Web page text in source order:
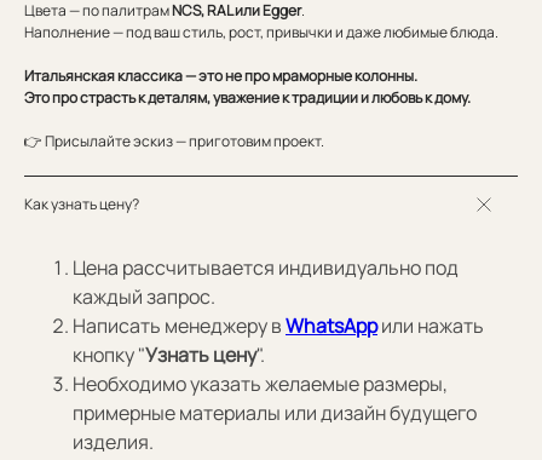
Цвета — по палитрамNCS, RAL или Egger.
Наполнение — под ваш стиль, рост, привычки и даже любимые блюда.
Итальянская классика — это не про мраморные колонны.
Это про страсть к деталям, уважение к традиции и любовь к дому.
👉 Присылайте эскиз — приготовим проект.
Как узнать цену?
Цена рассчитывается индивидуально под
каждый запрос.
Написать менеджеру вWhatsAppили нажать
кнопку "Узнать цену".
Необходимо указать желаемые размеры,
примерные материалы или дизайн будущего
изделия.